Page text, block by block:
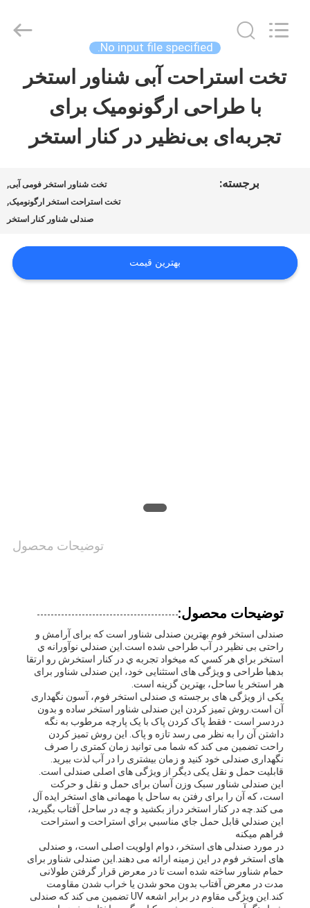
خونه
محصولات
تور
کارخانه
درخواست
نقل قول
نقشه
سایت
PRIVACY
POLICY
SolidFloat
Industries
Reserved.
No input file specified.
تخت استراحت آبی شناور استخر
با طراحی ارگونومیک برای
تجربه‌ای بی‌نظیر در کنار استخر
برجسته: تخت شناور استخر فومی آبی,
تخت استراحت استخر ارگونومیک,
صندلی شناور کنار استخر
بهترین قیمت
توضیحات محصول
توضیحات محصول:
صندلی استخر فوم بهترین صندلی شناور است که برای آرامش و
راحتی بی نظیر در آب طراحی شده است.اين صندلي نوآورانه ي
استخر براي هر کسي که ميخواد تجربه ي در کنار استخرش رو ارتقا
بدهبا طراحی و ویژگی های استثنایی خود، این صندلی شناور برای
هر استخر یا ساحل، بهترین گزینه است.
یکی از ویژگی های برجسته ی صندلی استخر فوم، آسون نگهداری
آن است.روش تمیز کردن این صندلی شناور استخر ساده و بدون
دردسر است - فقط پاک کردن پاک با یک پارچه مرطوب به نگه
داشتن آن را به نظر می رسد تازه و پاک. این روش تمیز کردن
راحت تضمین می کند که شما می توانید زمان کمتری را صرف
نگهداری صندلی خود کنید و زمان بیشتری را در آب لذت ببرید.
قابلیت حمل و نقل یکی دیگر از ویژگی های اصلی صندلی است.
این صندلی شناور سبک وزن آسان برای حمل و نقل و حرکت
است، که آن را برای رفتن به ساحل یا مهمانی های استخر ایده آل
می کند.چه در کنار استخر دراز بکشيد و چه در ساحل آفتاب بگيريد،
اين صندلي قابل حمل جاي مناسبي براي استراحت و استراحت
فراهم ميکنه
در مورد صندلی های استخر، دوام اولویت اصلی است، و صندلی
های استخر فوم در این زمینه ارائه می دهند.این صندلی شناور برای
حمام شناور ساخته شده است تا در معرض قرار گرفتن طولانی
مدت در معرض آفتاب بدون محو شدن یا خراب شدن مقاومت
کند.این ویژگی مقاوم در برابر اشعه UV تضمین می کند که صندلی